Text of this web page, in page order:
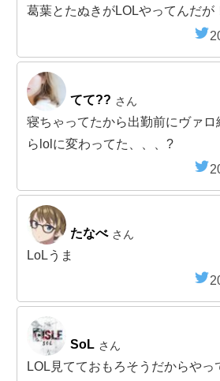
葛葉とたぬきがLOLやってんだが
てて?? さん
寝ちゃってたから出勤前にヴァロ
らlolに変わってた、、、?
たなべ さん
LoLうま
SoL さん
LOL見てておもろそうだからやっ